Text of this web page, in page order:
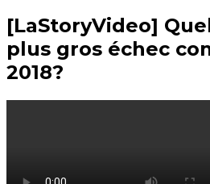
[LaStoryVideo]
plus gros échec
2018?